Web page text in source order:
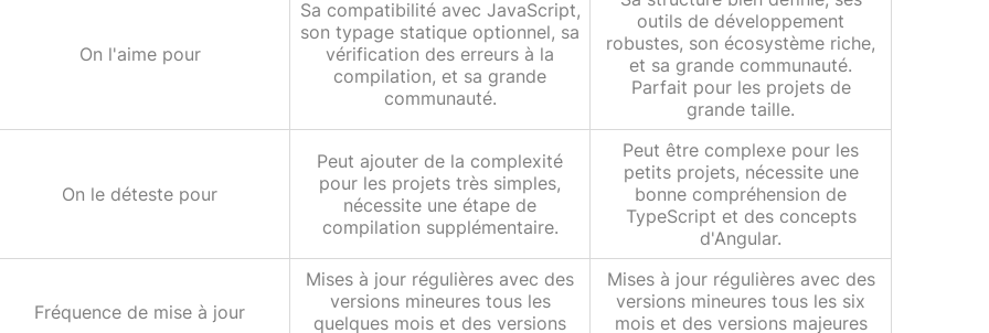
On l'aime pour
Sa compatibilité avec JavaScript,
son typage statique optionnel, sa
vérification des erreurs à la
compilation, et sa grande
communauté.
outils de développement
robustes, son écosystème riche,
et sa grande communauté.
Parfait pour les projets de
grande taille.
On le déteste pour
Peut ajouter de la complexité
pour les projets très simples,
nécessite une étape de
compilation supplémentaire.
Peut être complexe pour les
petits projets, nécessite une
bonne compréhension de
TypeScript et des concepts
d'Angular.
Fréquence de mise à jour
Mises à jour régulières avec des
versions mineures tous les
quelques mois et des versions
Mises à jour régulières avec des
versions mineures tous les six
mois et des versions majeures